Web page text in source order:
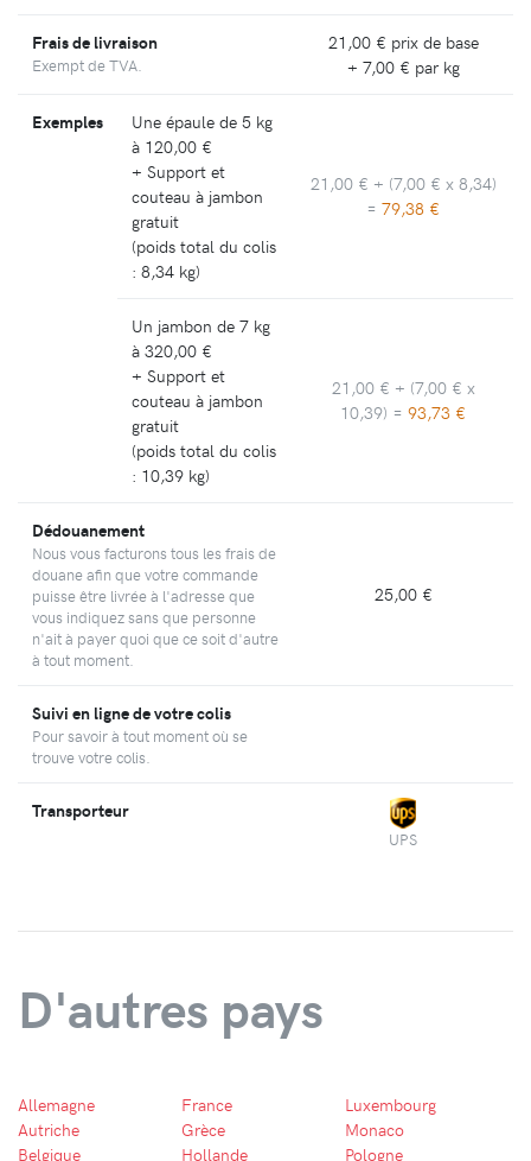
Frais de livraison
Exempt de TVA.
21,00 € prix de base
+ 7,00 € par kg
Exemples
Une épaule de 5 kg
à 120,00 €
+ Support et
couteau à jambon
gratuit
(poids total du colis
: 8,34 kg)
21,00 € + (7,00 € x 8,34)
= 79,38 €
Un jambon de 7 kg
à 320,00 €
+ Support et
couteau à jambon
gratuit
(poids total du colis
: 10,39 kg)
21,00 € + (7,00 € x
10,39) = 93,73 €
Dédouanement
Nous vous facturons tous les frais de
douane afin que votre commande
puisse être livrée à l'adresse que
vous indiquez sans que personne
n'ait à payer quoi que ce soit d'autre
à tout moment.
25,00 €
Suivi en ligne de votre colis
Pour savoir à tout moment où se
trouve votre colis.
Transporteur
UPS
D'autres pays
Allemagne
Autriche
Belgique
France
Grèce
Hollande
Luxembourg
Monaco
Pologne